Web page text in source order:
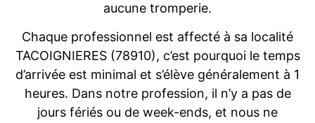
aucune tromperie.
Chaque professionnel est affecté à sa localité
TACOIGNIERES (78910), c’est pourquoi le temps
d’arrivée est minimal et s’élève généralement à 1
heures. Dans notre profession, il n’y a pas de
jours fériés ou de week-ends, et nous ne